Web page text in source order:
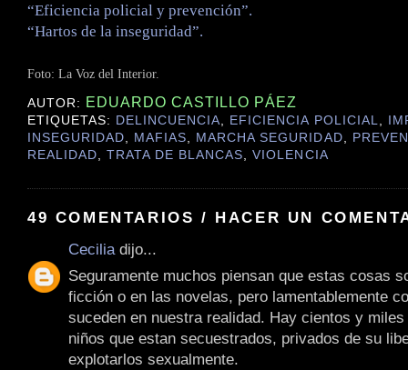
“Eficiencia policial y prevención”.
“Hartos de la inseguridad”.
Foto: La Voz del Interior.
AUTOR: EDUARDO CASTILLO PÁEZ
ETIQUETAS: DELINCUENCIA, EFICIENCIA POLICIAL,
INSEGURIDAD, MAFIAS, MARCHA SEGURIDAD,
REALIDAD,TRATA DE BLANCAS,VIOLENCIA
49 COMENTARIOS / HACER UN
Cecilia dijo...
Seguramente muchos piensan que estas cosas
ficción o en las novelas, pero lamentablemente
suceden en nuestra realidad. Hay cientos y
niños que estan secuestrados, privados de su
explotarlos sexualmente.